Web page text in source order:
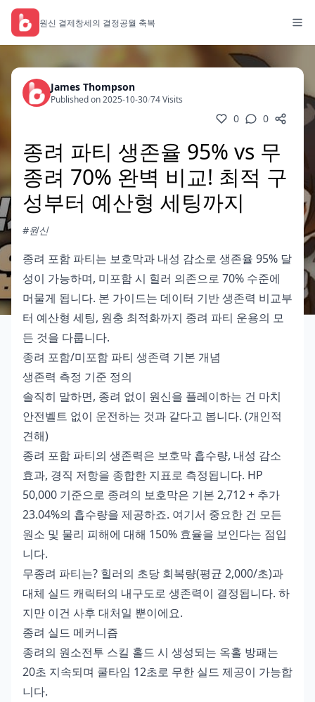
원신 결제창세의 결정공월 축복
James Thompson
Published on 2025-10-30/74 Visits
0 0
종려 파티 생존율 95% vs 무
종려 70% 완벽 비교! 최적 구
성부터 예산형 세팅까지
#원신
종려 포함 파티는 보호막과 내성 감소로 생존율 95% 달
성이 가능하며, 미포함 시 힐러 의존으로 70% 수준에
머물게 됩니다. 본 가이드는 데이터 기반 생존력 비교부
터 예산형 세팅, 원충 최적화까지 종려 파티 운용의 모
든 것을 다룹니다.
종려 포함/미포함 파티 생존력 기본 개념
생존력 측정 기준 정의
솔직히 말하면, 종려 없이 원신을 플레이하는 건 마치
안전벨트 없이 운전하는 것과 같다고 봅니다. (개인적
견해)
종려 포함 파티의 생존력은 보호막 흡수량, 내성 감소
효과, 경직 저항을 종합한 지표로 측정됩니다. HP
50,000 기준으로 종려의 보호막은 기본 2,712 + 추가
23.04%의 흡수량을 제공하죠. 여기서 중요한 건 모든
원소 및 물리 피해에 대해 150% 효율을 보인다는 점입
니다.
무종려 파티는? 힐러의 초당 회복량(평균 2,000/초)과
대체 실드 캐릭터의 내구도로 생존력이 결정됩니다. 하
지만 이건 사후 대처일 뿐이에요.
종려 실드 메커니즘
종려의 원소전투 스킬 홀드 시 생성되는 옥홀 방패는
20초 지속되며 쿨타임 12초로 무한 실드 제공이 가능합
니다.